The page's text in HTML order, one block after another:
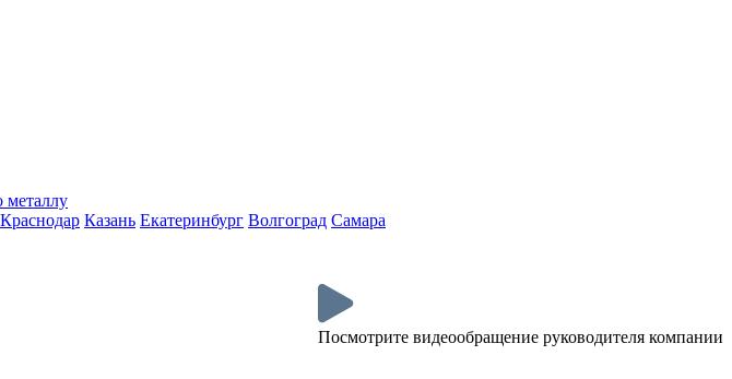
Краснодар Казань Екатеринбург Волгоград Самара
Посмотрите видеообращение руководителя компании